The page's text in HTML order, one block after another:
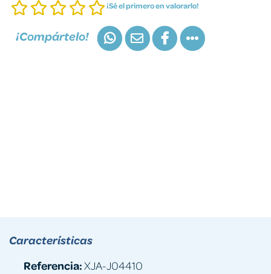
¡Sé el primero en valorarlo!
¡Compártelo!
Características
Referencia:XJA-J04410